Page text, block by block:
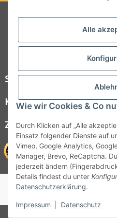
Alle
Wie wir Cookies & Co
Durch Klicken auf „Alle
Einsatz folgender Dienste auf
Vimeo, Google Analytics,
Manager, Brevo, ReCaptcha.
jederzeit ändern
Details findest du unter
Datenschutzerklärung.
Impressum Datenschutz
Folgt uns auf
Steelboxx
Kundenservice
Zahlungsmöglichkeiten
© 1964 - 2026